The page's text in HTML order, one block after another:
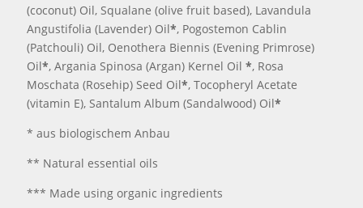
(coconut) Oil, Squalane (olive fruit based), Lavandula
Angustifolia (Lavender) Oil*, Pogostemon Cablin
(Patchouli) Oil, Oenothera Biennis (Evening Primrose)
Oil*, Argania Spinosa (Argan) Kernel Oil*, Rosa
Moschata (Rosehip) Seed Oil*, Tocopheryl Acetate
(vitamin E), Santalum Album (Sandalwood) Oil*
* aus biologischem Anbau
** Natural essential oils
*** Made using organic ingredients